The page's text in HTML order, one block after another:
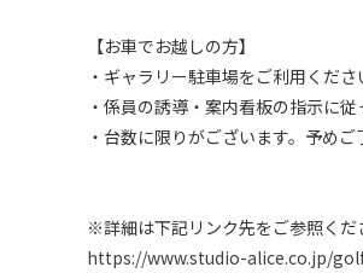
【お車でお越しの方】
・ギャラリー駐車場をご利用くださ
・係員の誘導・案内看板の指示に従
・台数に限りがございます。予めご
https://www.studio-alice.co.jp/